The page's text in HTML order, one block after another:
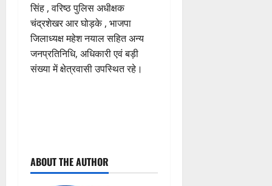
सिंह , वरिष्ठ पुलिस अधीक्षक
चंद्रशेखर आर घोड़के , भाजपा
जिलाध्यक्ष महेश नयाल सहित अन्य
जनप्रतिनिधि, अधिकारी एवं बड़ी
संख्या में क्षेत्रवासी उपस्थित रहे।
o
ABOUT THE AUTHOR